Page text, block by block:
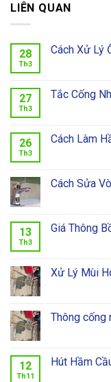
LIÊN QUAN
28
Th3
Cách Xử Lý
27
Th3
Tắc Cống
26
Th3
Cách Làm
Cách Sửa
13
Th3
Giá Thông
Xử Lý Mùi
Thông cống
12
Th11
Hút Hầm